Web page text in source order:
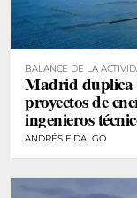
BALANCE DE LA
Madrid duplica
proyectos de
ingenieros
ANDRÉS FIDALGO